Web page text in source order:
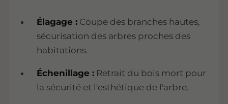
Élagage : Coupe des branches hautes,
sécurisation des arbres proches des
habitations.
Échenillage : Retrait du bois mort pour
la sécurité et l'esthétique de l'arbre.